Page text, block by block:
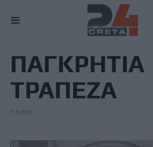
ΠΑΓΚΡΗΤΙΑ
ΤΡΑΠΕΖΑ
1 άρθρο